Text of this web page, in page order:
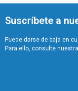
Suscríbete a
Puede darse de baja en
Para ello, consulte